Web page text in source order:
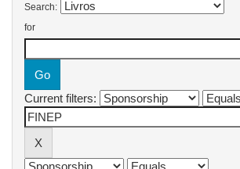
Search:
for
Current filters: